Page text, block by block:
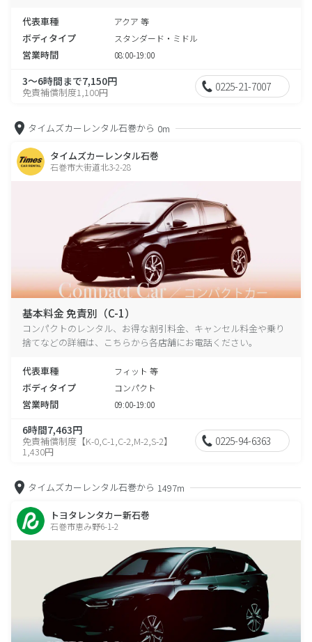
代表車種 アクア 等
ボディタイプ スタンダード・ミドル
営業時間 08:00-19:00
3～6時間まで7,150円
免責補償制度1,100円 0225-21-7007
タイムズカーレンタル石巻から 0m
タイムズカーレンタル石巻
石巻市大街道北3-2-28
基本料金 免責別（C-1）
コンパクトのレンタル、お得な割引料金、キャンセル料金や乗り
捨てなどの詳細は、こちらから各店舗にお電話ください。
代表車種 フィット 等
ボディタイプ コンパクト
営業時間 09:00-19:00
6時間7,463円
免責補償制度【K-0,C-1,C-2,M-2,S-2】
1,430円
0225-94-6363
タイムズカーレンタル石巻から 1497m
トヨタレンタカー新石巻
石巻市恵み野6-1-2